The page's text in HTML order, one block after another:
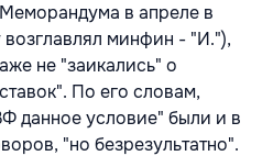
в апреле в
возглавлял минфин - "И."),
не "заикались" о
По его словам,
данное условие" были и в
"но безрезультатно".